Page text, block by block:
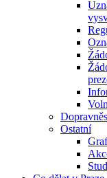
Ostatní